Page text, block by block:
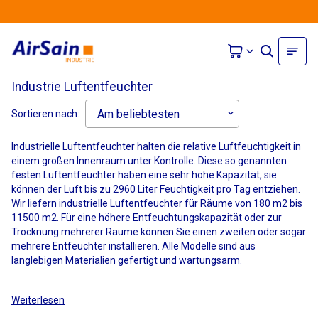
Industrie Luftentfeuchter
Sortieren nach:
Industrielle Luftentfeuchter halten die relative Luftfeuchtigkeit in
einem großen Innenraum unter Kontrolle. Diese so genannten
festen Luftentfeuchter haben eine sehr hohe Kapazität, sie
können der Luft bis zu 2960 Liter Feuchtigkeit pro Tag entziehen.
Wir liefern industrielle Luftentfeuchter für Räume von 180 m2 bis
11500 m2. Für eine höhere Entfeuchtungskapazität oder zur
Trocknung mehrerer Räume können Sie einen zweiten oder sogar
mehrere Entfeuchter installieren. Alle Modelle sind aus
langlebigen Materialien gefertigt und wartungsarm.
Weiterlesen